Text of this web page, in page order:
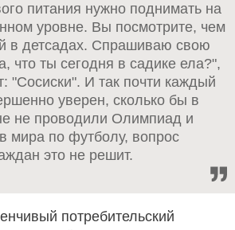
питания нужно поднимать на
уровне. Вы посмотрите, чем
в детсадах. Спрашиваю свою
что ты сегодня в садике ела?",
"Сосиски". И так почти каждый
уверен, сколько бы в
не проводили Олимпиад и
мира по футболу, вопрос
это не решит.
потребительский